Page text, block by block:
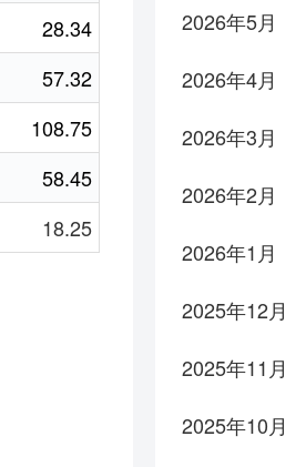
28.34
57.32
108.75
58.45
18.25
2026年5月
2026年4月
2026年3月
2026年2月
2026年1月
2025年12月
2025年11月
2025年10月